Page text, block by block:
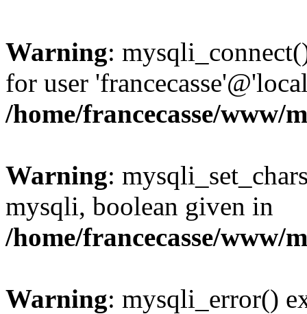
Warning:
for user
/home/francecasse/www/
Warning:
mysqli, boolean given in
/home/francecasse/www/
Warning: mysqli_error()